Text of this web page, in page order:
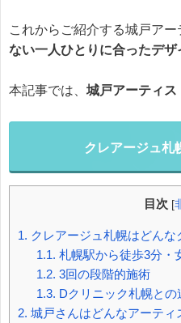
これからご紹介する城戸アー
ない一人ひとりに合ったデザ
本記事では、 城戸アーティス
クレアージュ札
目次 [
1. クレアージュ札幌はどんな
1.1. 札幌駅から徒歩3分・
1.2. 3回の段階的施術
1.3. Dクリニック札幌と
2. 城戸さんはどんなアーティ